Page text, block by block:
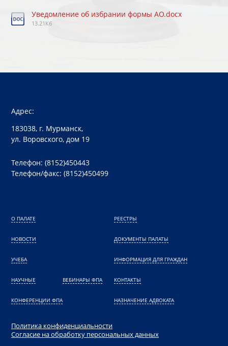
Уведомление об избрании формы АО.docx
13.21Кб
Адрес:
183038, г. Мурманск,
ул. Воровского, дом 19
Телефон: (8152)450443
Телефон/факс: (8152)450499
О ПАЛАТЕ
НОВОСТИ
УЧЕБА
НАУЧНЫЕ
КОНФЕРЕНЦИИ ФПА
ВЕБИНАРЫ ФПА
РЕЕСТРЫ
ДОКУМЕНТЫ ПАЛАТЫ
ИНФОРМАЦИЯ ДЛЯ ГРАЖДАН
КОНТАКТЫ
НАЗНАЧЕНИЕ АДВОКАТА
Политика конфиденциальности
Согласие на обработку персональных данных